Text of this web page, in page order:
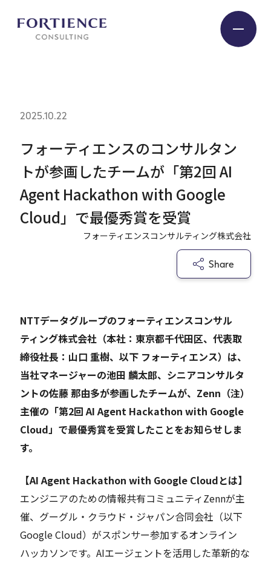
Service
Expert
News
サイト内検索
Contact
フォーティエンスのコンサルタン
トが参画したチームが「第2回 AI
Agent Hackathon with Google
Cloud」で最優秀賞を受賞
2025.10.22
フォーティエンスコンサルティング株式会社
Share
NTTデータグループのフォーティエンスコンサル
ティング株式会社（本社：東京都千代田区、代表取
締役社長：山口 重樹、以下 フォーティエンス）は、
当社マネージャーの池田 麟太郎、シニアコンサルタ
ントの佐藤 那由多が参画したチームが、Zenn（注）
主催の「第2回 AI Agent Hackathon with Google
Cloud」で最優秀賞を受賞したことをお知らせしま
す。
【AI Agent Hackathon with Google Cloudとは】
エンジニアのための情報共有コミュニティZennが主
催、グーグル・クラウド・ジャパン合同会社（以下
Google Cloud）がスポンサー参加するオンライン
ハッカソンです。AIエージェントを活用した革新的な